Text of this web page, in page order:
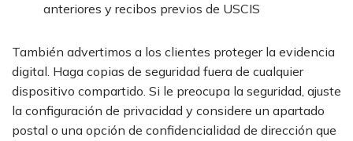
anteriores y recibos previos de USCIS
También advertimos a los clientes proteger la evidencia
digital. Haga copias de seguridad fuera de cualquier
dispositivo compartido. Si le preocupa la seguridad, ajuste
la configuración de privacidad y considere un apartado
postal o una opción de confidencialidad de dirección que